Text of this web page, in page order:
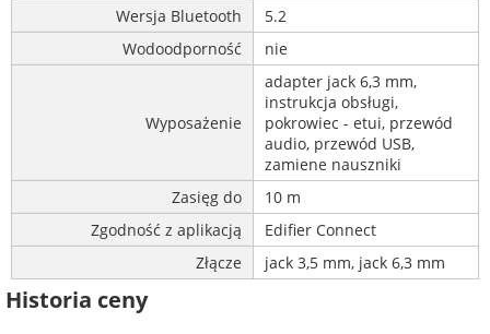
Wersja Bluetooth
5.2
Wodoodporność
nie
Wyposażenie
adapter jack 6,3 mm,
instrukcja obsługi,
pokrowiec - etui, przewód
audio, przewód USB,
zamiene nauszniki
Zasięg do
10 m
Zgodność z aplikacją
Edifier Connect
Złącze
jack 3,5 mm, jack 6,3 mm
Historia ceny